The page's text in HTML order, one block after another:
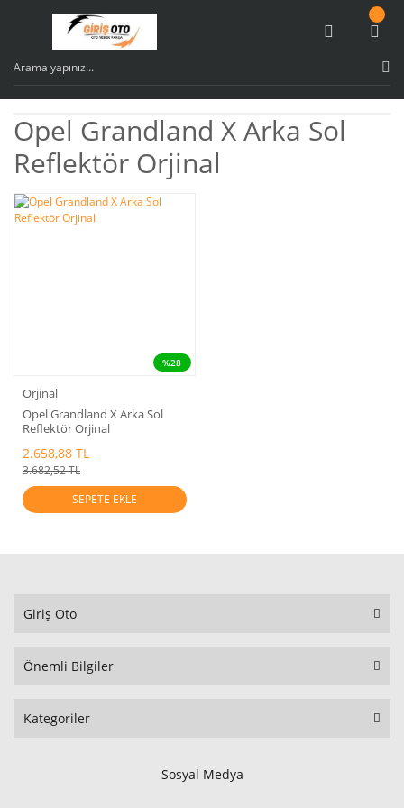
Opel Grandland X Arka Sol
Reflektör Orjinal
%28
Orjinal
Opel Grandland X Arka Sol
Reflektör Orjinal
2.658,88 TL
3.682,52 TL
SEPETE EKLE
Giriş Oto
Önemli Bilgiler
Kategoriler
Sosyal Medya